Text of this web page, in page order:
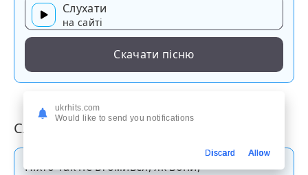
Слухати
на сайті
Скачати пісню
Слова пісні
Ніхто так не втомився, як вони,
ukrhits.com
Would like to send you notifications
Discard Allow